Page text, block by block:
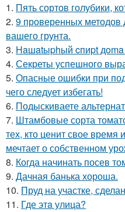
1. Пять сортов голубики,
2. 9 проверенных
вашего грунта.
3. Haшatыphый cпиpt дoma
4. Секреты успешного
5. Опасные ошибки при
чего следует избегать!
6. Подыскиваете
7. Штамбовые сорта
тех, кто ценит свое время
мечтает о собственном
8. Когда начинать посев
9. Дачная банька хороша.
10. Пруд на участке,
11. Где этa улица?